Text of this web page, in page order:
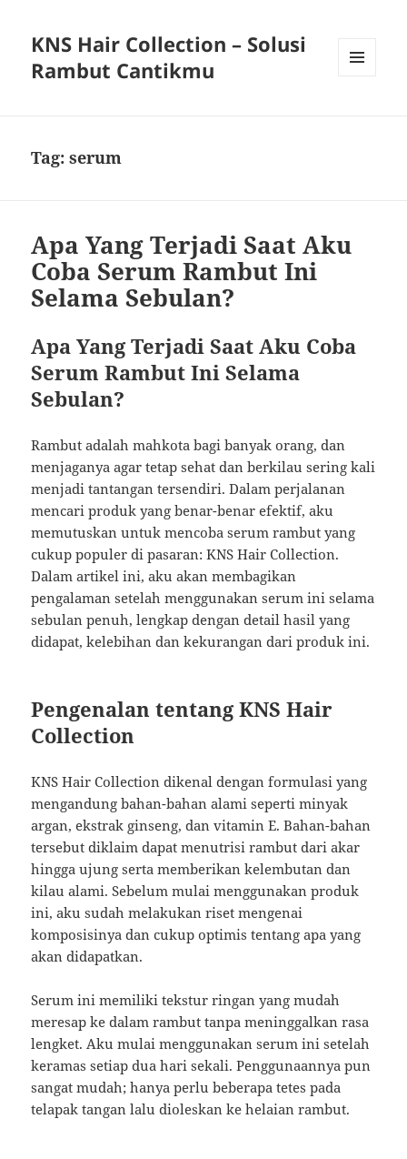
KNS Hair Collection – Solusi
Rambut Cantikmu
Tag:serum
Apa Yang Terjadi Saat Aku
Coba Serum Rambut Ini
Selama Sebulan?
Apa Yang Terjadi Saat Aku Coba
Serum Rambut Ini Selama
Sebulan?
Rambut adalah mahkota bagi banyak orang, dan
menjaganya agar tetap sehat dan berkilau sering kali
menjadi tantangan tersendiri. Dalam perjalanan
mencari produk yang benar-benar efektif, aku
memutuskan untuk mencoba serum rambut yang
cukup populer di pasaran: KNS Hair Collection.
Dalam artikel ini, aku akan membagikan
pengalaman setelah menggunakan serum ini selama
sebulan penuh, lengkap dengan detail hasil yang
didapat, kelebihan dan kekurangan dari produk ini.
Pengenalan tentang KNS Hair
Collection
KNS Hair Collection dikenal dengan formulasi yang
mengandung bahan-bahan alami seperti minyak
argan, ekstrak ginseng, dan vitamin E. Bahan-bahan
tersebut diklaim dapat menutrisi rambut dari akar
hingga ujung serta memberikan kelembutan dan
kilau alami. Sebelum mulai menggunakan produk
ini, aku sudah melakukan riset mengenai
komposisinya dan cukup optimis tentang apa yang
akan didapatkan.
Serum ini memiliki tekstur ringan yang mudah
meresap ke dalam rambut tanpa meninggalkan rasa
lengket. Aku mulai menggunakan serum ini setelah
keramas setiap dua hari sekali. Penggunaannya pun
sangat mudah; hanya perlu beberapa tetes pada
telapak tangan lalu dioleskan ke helaian rambut.